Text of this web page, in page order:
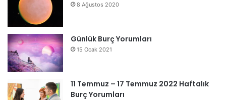
8 Ağustos 2020
Günlük Burç Yorumları
15 Ocak 2021
11 Temmuz – 17 Temmuz 2022 Haftalık
Burç Yorumları